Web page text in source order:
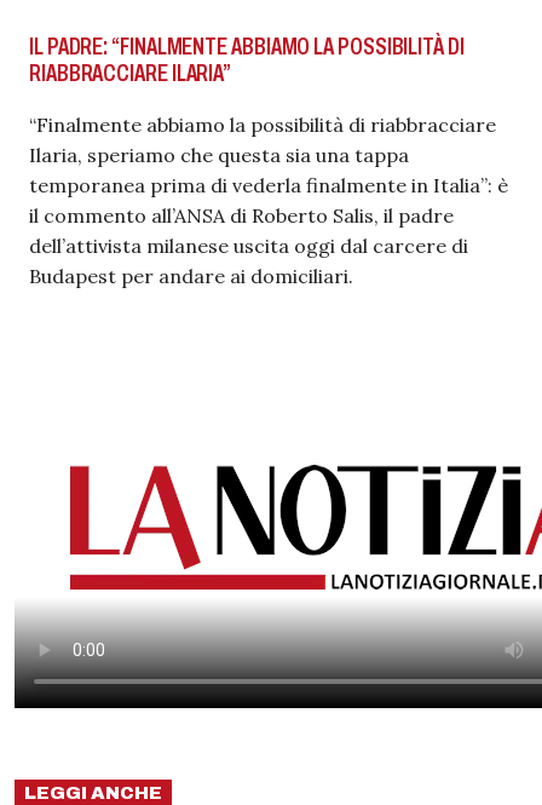
IL PADRE: “FINALMENTE ABBIAMO LA POSSIBILITÀ DI
RIABBRACCIARE ILARIA”
“Finalmente abbiamo la possibilità di riabbracciare
Ilaria, speriamo che questa sia una tappa
temporanea prima di vederla finalmente in Italia”: è
il commento all’ANSA di Roberto Salis, il padre
dell’attivista milanese uscita oggi dal carcere di
Budapest per andare ai domiciliari.
LEGGI ANCHE